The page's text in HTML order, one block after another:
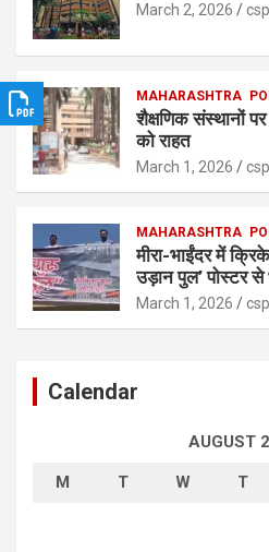
March 2, 2026
MAHARASHTRA
शैक्षणिक संस्थानों
को राहत
March 1, 2026
MAHARASHTRA
मीरा-भाईंदर में
उड़ान पुल’ पोस्टर से
March 1, 2026
Calendar
AUGUST
M T W T